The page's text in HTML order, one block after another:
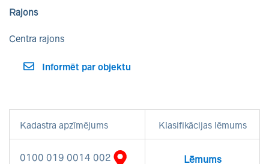
Rajons
Centra rajons
Informēt par objektu
Kadastra apzīmējums Klasifikācijas lēmums
0100 019 0014 002 Lēmums